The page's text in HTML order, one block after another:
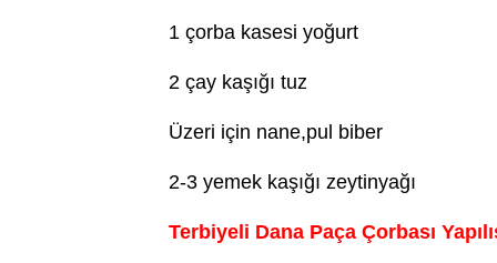
1 çorba kasesi yoğurt
2 çay kaşığı tuz
Üzeri için nane,pul biber
2-3 yemek kaşığı zeytinyağı
Terbiyeli Dana Paça Çorbası